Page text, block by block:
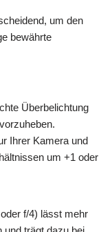
um den
bewährte
Überbelichtung
Ihrer Kamera und
um +1 oder
f/4) lässt mehr